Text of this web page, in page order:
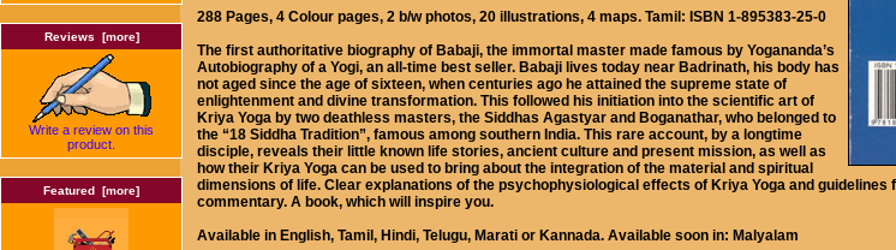
Reviews [more]
Write a review on this
product.
Featured [more]
288 Pages, 4 Colour pages, 2 b/w photos, 20 illustrations, 4 maps. Tamil: ISBN 1-895383-25-0
The first authoritative biography of Babaji, the immortal master made famous by Yogananda’s
Autobiography of a Yogi, an all-time best seller. Babaji lives today near Badrinath, his body has
not aged since the age of sixteen, when centuries ago he attained the supreme state of
enlightenment and divine transformation. This followed his initiation into the scientific art of
Kriya Yoga by two deathless masters, the Siddhas Agastyar and Boganathar, who belonged to
the “18 Siddha Tradition”, famous among southern India. This rare account, by a longtime
disciple, reveals their little known life stories, ancient culture and present mission, as well as
how their Kriya Yoga can be used to bring about the integration of the material and spiritual
dimensions of life. Clear explanations of the psychophysiological effects of Kriya Yoga and
commentary. A book, which will inspire you.
Available in English, Tamil, Hindi, Telugu, Marati or Kannada. Available soon in: Malyalam